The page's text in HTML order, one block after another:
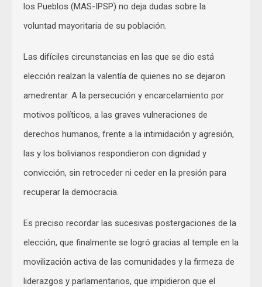
los Pueblos (MAS-IPSP) no deja dudas sobre la
voluntad mayoritaria de su población.
Las difíciles circunstancias en las que se dio está
elección realzan la valentía de quienes no se dejaron
amedrentar. A la persecución y encarcelamiento por
motivos políticos, a las graves vulneraciones de
derechos humanos, frente a la intimidación y agresión,
las y los bolivianos respondieron con dignidad y
convicción, sin retroceder ni ceder en la presión para
recuperar la democracia.
Es preciso recordar las sucesivas postergaciones de la
elección, que finalmente se logró gracias al temple en la
movilización activa de las comunidades y la firmeza de
liderazgos y parlamentarios, que impidieron que el